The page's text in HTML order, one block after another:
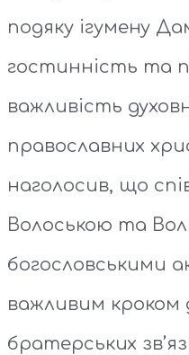
подяку ігумену
гостинність та
важливість
православних
наголосив, що
Волоською та
богословськими
важливим кроком
братерських